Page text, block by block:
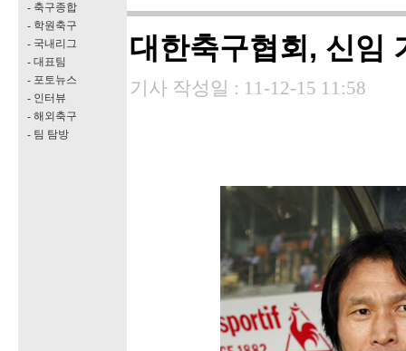
- 축구종합
- 학원축구
- 국내리그
- 대표팀
- 포토뉴스
- 인터뷰
- 해외축구
- 팀 탐방
대한축구협회, 신임
기사 작성일 : 11-12-15 11:58